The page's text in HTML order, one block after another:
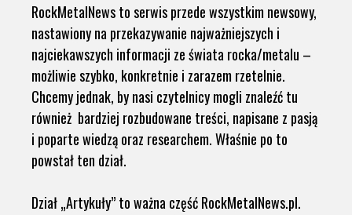
RockMetalNews to serwis przede wszystkim newsowy,
nastawiony na przekazywanie najważniejszych i
najciekawszych informacji ze świata rocka/metalu –
możliwie szybko, konkretnie i zarazem rzetelnie.
Chcemy jednak, by nasi czytelnicy mogli znaleźć tu
również bardziej rozbudowane treści, napisane z pasją
i poparte wiedzą oraz researchem. Właśnie po to
powstał ten dział.
Dział „Artykuły” to ważna część RockMetalNews.pl.